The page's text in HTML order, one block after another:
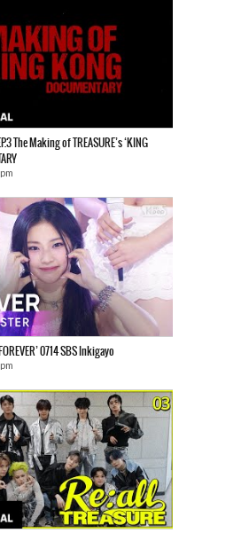
The Making of TREASURE’s ‘KING
0714 SBS Inkigayo